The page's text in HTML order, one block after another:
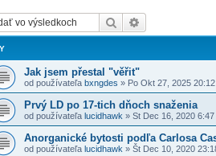
Hľadať
Jak jsem přestal "věřit"
od používateľa bxngdes » Po Okt 27, 2025 20:12
Prvý LD po 17-tich dňoch snaženia
od používateľa lucidhawk » St Dec 16, 2020 6:47
Anorganické bytosti podľa Carlosa
od používateľa lucidhawk » Št Dec 10, 2020